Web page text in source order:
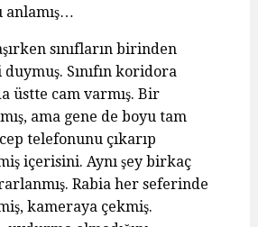
anlamış…
sınıfların birinden
Sınıfın koridora
üstte cam varmış. Bir
ama gene de boyu tam
telefonunu çıkarıp
içerisini. Aynı şey birkaç
Rabia her seferinde
kameraya çekmiş.